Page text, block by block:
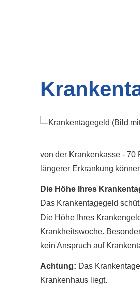
von der Krankenkasse - 70
längerer Erkrankung
Die Höhe Ihres
Das Krankentagegeld
Die Höhe Ihres
Krankheitswoche.
kein Anspruch auf
Achtung: Das
Krankenhaus liegt.